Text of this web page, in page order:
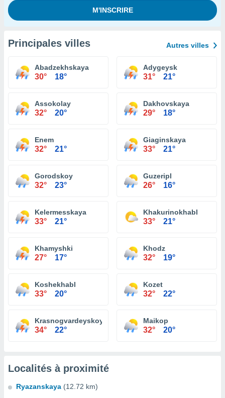
Principales villes Autres villes
Abadzekhskaya
30° 18°
Adygeysk
31° 21°
Assokolay
32° 20°
Dakhovskaya
29° 18°
Enem
32° 21°
Giaginskaya
33° 21°
Gorodskoy
32° 23°
Guzeripl
26° 16°
Kelermesskaya
33° 21°
Khakurinokhabl
33° 21°
Khamyshki
27° 17°
Khodz
32° 19°
Koshekhabl
33° 20°
Kozet
32° 22°
Krasnogvardeyskoye
34° 22°
Maikop
32° 20°
Localités à proximité
Ryazanskaya (12.72 km)